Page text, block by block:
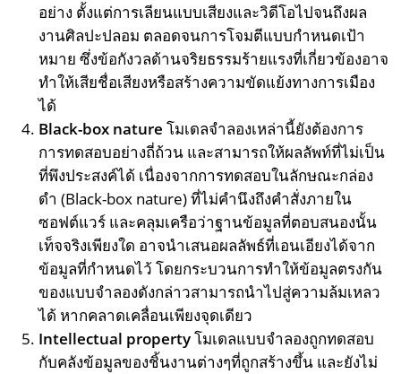
อย่าง ตั้งแต่การเลียนแบบเสียงและวิดีโอไปจนถึงผล
งานศิลปะปลอม ตลอดจนการโจมตีแบบกำหนดเป้า
หมาย ซึ่งข้อกังวลด้านจริยธรรมร้ายแรงที่เกี่ยวข้องอาจ
ทำให้เสียชื่อเสียงหรือสร้างความขัดแย้งทางการเมือง
ได้
Black-box nature โมเดลจำลองเหล่านี้ยังต้องการ
การทดสอบอย่างถี่ถ้วน และสามารถให้ผลลัพท์ที่ไม่เป็น
ที่พึงประสงค์ได้ เนื่องจากการทดสอบในลักษณะกล่อง
ดำ (Black-box nature) ที่ไม่คำนึงถึงคำสั่งภายใน
ซอฟต์แวร์ และคลุมเครือว่าฐานข้อมูลที่ตอบสนองนั้น
เท็จจริงเพียงใด อาจนำเสนอผลลัพธ์ที่เอนเอียงได้จาก
ข้อมูลที่กำหนดไว้ โดยกระบวนการทำให้ข้อมูลตรงกัน
ของแบบจำลองดังกล่าวสามารถนำไปสู่ความล้มเหลว
ได้ หากคลาดเคลื่อนเพียงจุดเดียว
Intellectual propertyโมเดลแบบจำลองถูกทดสอบ
กับคลังข้อมูลของชิ้นงานต่างๆที่ถูกสร้างขึ้น และยังไม่